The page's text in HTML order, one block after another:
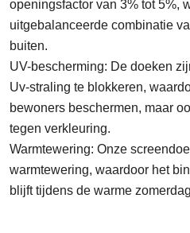
openingsfactor van 3% tot 5%,
uitgebalanceerde combinatie
buiten.
UV-bescherming: De doeken
Uv-straling te blokkeren,
bewoners beschermen, maar
tegen verkleuring.
Warmtewering: Onze
warmtewering, waardoor het
blijft tijdens de warme